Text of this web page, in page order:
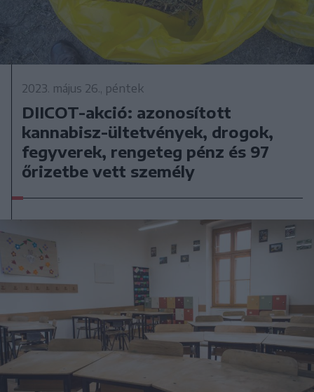
2023. május 26., péntek
DIICOT-akció: azonosított
kannabisz-ültetvények, drogok,
fegyverek, rengeteg pénz és 97
őrizetbe vett személy